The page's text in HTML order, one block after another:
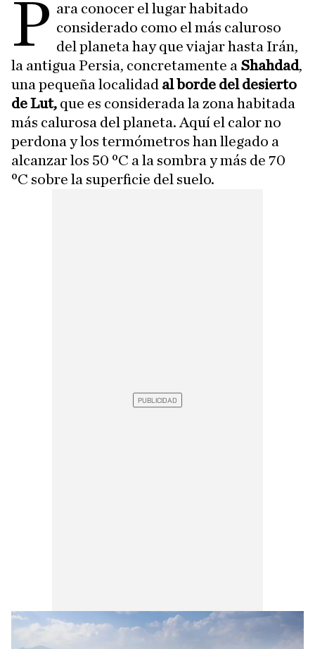
P ara conocer el lugar habitado
considerado como el más caluroso
del planeta hay que viajar hasta Irán,
la antigua Persia, concretamente a Shahdad,
una pequeña localidad al borde del desierto
de Lut, que es considerada la zona habitada
más calurosa del planeta. Aquí el calor no
perdona y los termómetros han llegado a
alcanzar los 50 ºC a la sombra y más de 70
ºC sobre la superficie del suelo.